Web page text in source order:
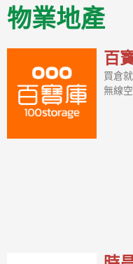
物業地產
百
買倉
無線